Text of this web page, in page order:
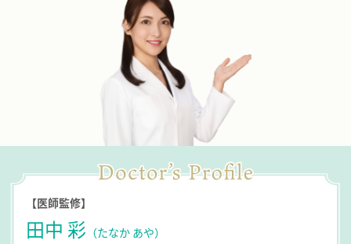
【医師監修】
田中 彩 （たなか あや）